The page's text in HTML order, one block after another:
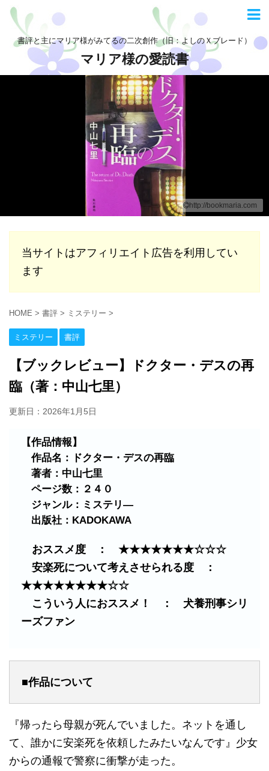
書評と主にマリア様がみてるの二次創作（旧：よしのＸブレード）
マリア様の愛読書
http://bookmaria.com
当サイトはアフィリエイト広告を利用してい
ます
HOME > 書評 > ミステリー >
ミステリー 書評
【ブックレビュー】ドクター・デスの再
臨（著：中山七里）
更新日： 2026年1月5日
【作品情報】
作品名：ドクター・デスの再臨
著者：中山七里
ページ数：２４０
ジャンル：ミステリ―
出版社：KADOKAWA
おススメ度 ： ★★★★★★★☆☆☆
安楽死について考えさせられる度 ：
★★★★★★★★☆☆
こういう人におススメ！ ： 犬養刑事シリ
ーズファン
■作品について
『帰ったら母親が死んでいました。ネットを通し
て、誰かに安楽死を依頼したみたいなんです』少女
からの通報で警察に衝撃が走った。